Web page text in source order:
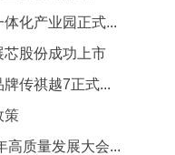
化产业园正式...
芯股份成功上市
传祺越7正式...
策
高质量发展大会...